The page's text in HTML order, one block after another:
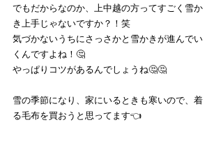
でもだからなのか、上中越の方ってすごく雪か
き上手じゃないですか？！笑
気づかないうちにさっさかと雪かきが進んでい
くんですよね！🤔
やっぱりコツがあるんでしょうね🤔🤔
雪の季節になり、家にいるときも寒いので、着
る毛布を買おうと思ってます👈